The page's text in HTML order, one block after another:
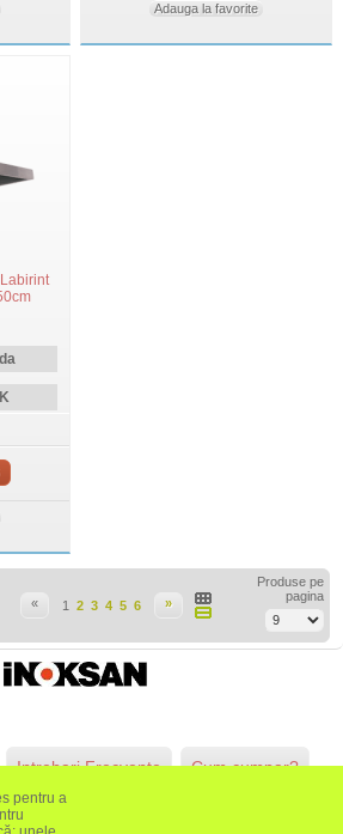
Adauga la favorite
«
1 2 3 4 5 6 »
Produse pe
pagina
Intrebari Frecvente Cum cumpar?
Emedez
pentru a